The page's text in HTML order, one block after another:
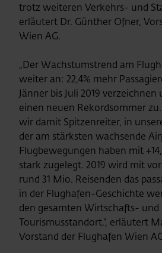
trotz weiteren Verkehrs- und
erläutert Dr. Günther Ofner,
Wien AG.
„Der Wachstumstrend am
weiter an: 22,4% mehr
Jänner bis Juli 2019
einen neuen Rekordsommer
wir damit Spitzenreiter, in
der am stärksten wachsende
Flugbewegungen haben mit
stark zugelegt. 2019 wird mit
rund 31 Mio. Reisenden das
in der Flughafen-Geschichte
den gesamten Wirtschafts- und
Tourismusstandort.“, erläutert
Vorstand der Flughafen Wien